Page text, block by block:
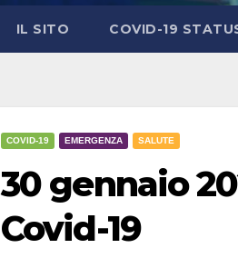
IL SITO COVID-19
COVID-19 EMERGENZA SALUTE
30 gennaio
Covid-19